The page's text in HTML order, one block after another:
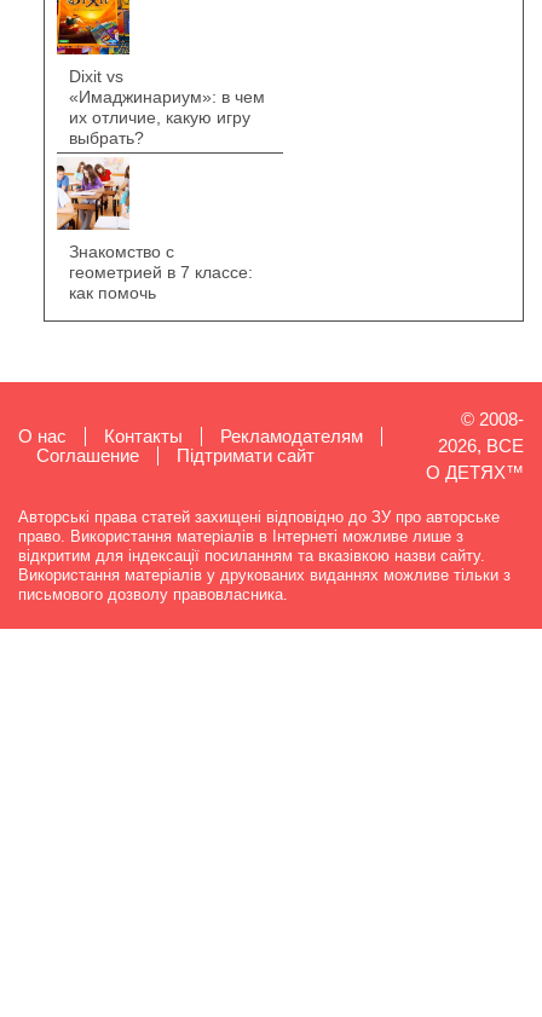
Dixit vs
«Имаджинариум»: в чем
их отличие, какую игру
выбрать?
Знакомство с
геометрией в 7 классе:
как помочь
О нас Контакты
Рекламодателям
Cоглашение
Підтримати сайт
© 2008-
2026, ВСЕ
О ДЕТЯХ™
Авторські права статей захищені відповідно до ЗУ про авторське
право. Використання матеріалів в Інтернеті можливе лише з
відкритим для індексації посиланням та вказівкою назви сайту.
Використання матеріалів у друкованих виданнях можливе тільки з
письмового дозволу правовласника.